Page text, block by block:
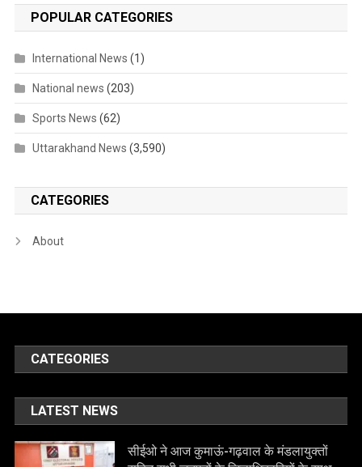
POPULAR CATEGORIES
International News (1)
National news (203)
Sports News (62)
Uttarakhand News (3,590)
CATEGORIES
About
CATEGORIES
LATEST NEWS
सीईओ ने आज कुमाऊं-गढ़वाल के मंडलायुक्तों